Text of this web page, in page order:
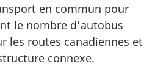
en commun pour
le nombre d’autobus
les routes canadiennes et
connexe.